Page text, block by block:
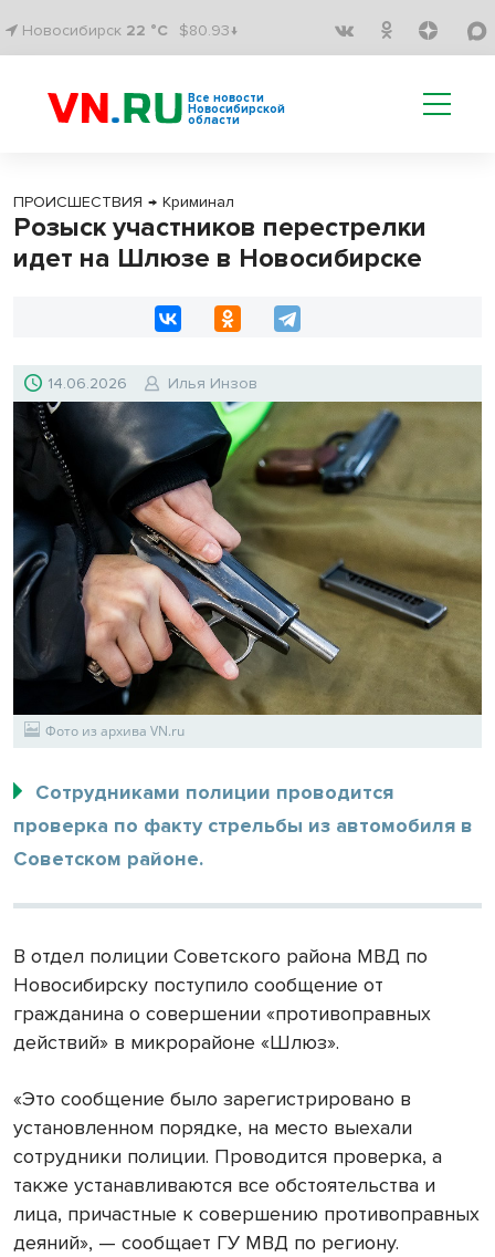
Новосибирск 22 °C $80.93↓
Все новости
Новосибирской
области
ПРОИСШЕСТВИЯ → Криминал
Розыск участников перестрелки
идет на Шлюзе в Новосибирске
14.06.2026 Илья Инзов
Фото из архива VN.ru
Сотрудниками полиции проводится
проверка по факту стрельбы из автомобиля в
Советском районе.
В отдел полиции Советского района МВД по
Новосибирску поступило сообщение от
гражданина о совершении «противоправных
действий» в микрорайоне «Шлюз».
«Это сообщение было зарегистрировано в
установленном порядке, на место выехали
сотрудники полиции. Проводится проверка, а
также устанавливаются все обстоятельства и
лица, причастные к совершению противоправных
деяний», — сообщает ГУ МВД по региону.